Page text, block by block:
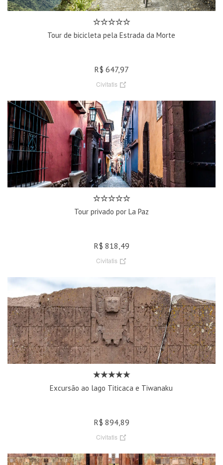
Tour de bicicleta pela Estrada da Morte
R$ 647,97
Civitatis
Tour privado por La Paz
R$ 818,49
Civitatis
Excursão ao lago Titicaca e Tiwanaku
R$ 894,89
Civitatis